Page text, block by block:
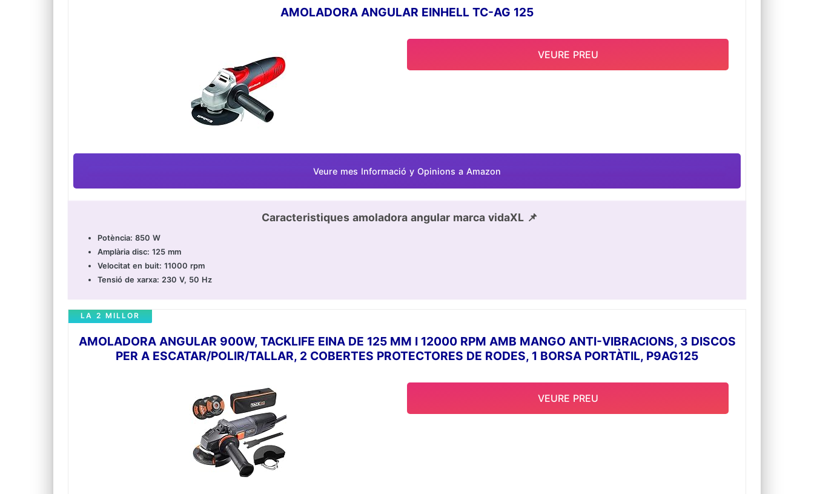
AMOLADORA ANGULAR EINHELL TC-AG 125
Veure mes Informació y Opinions a Amazon
Caracteristiques amoladora angular marca vidaXL 📌
Potència: 850 W
Amplària disc: 125 mm
Velocitat en buit: 11000 rpm
Tensió de xarxa: 230 V, 50 Hz
VEURE PREU
AMOLADORA ANGULAR 900W, TACKLIFE EINA DE 125 MM I 12000 RPM AMB MANGO ANTI-VIBRACIONS, 3 DISCOS
PER A ESCATAR/POLIR/TALLAR, 2 COBERTES PROTECTORES DE RODES, 1 BORSA PORTÀTIL, P9AG125
LA 2 MILLOR
VEURE PREU